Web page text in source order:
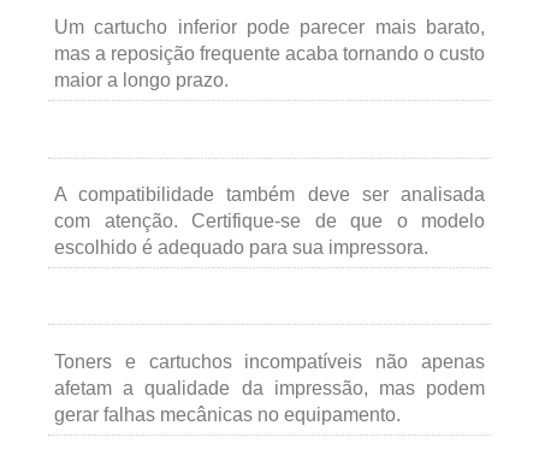
Um cartucho inferior pode parecer mais barato,
mas a reposição frequente acaba tornando o custo
maior a longo prazo.
A compatibilidade também deve ser analisada
com atenção. Certifique-se de que o modelo
escolhido é adequado para sua impressora.
Toners e cartuchos incompatíveis não apenas
afetam a qualidade da impressão, mas podem
gerar falhas mecânicas no equipamento.